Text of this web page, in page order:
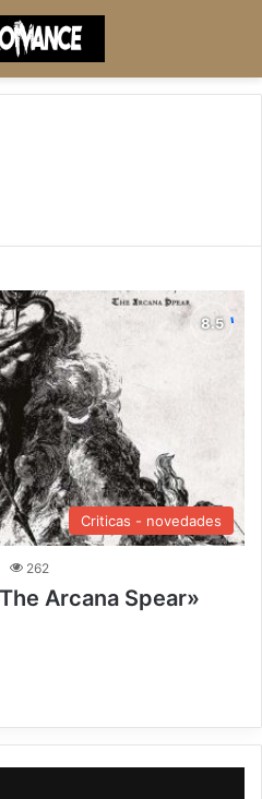
Criticas - novedades
262
Arcana Spear»